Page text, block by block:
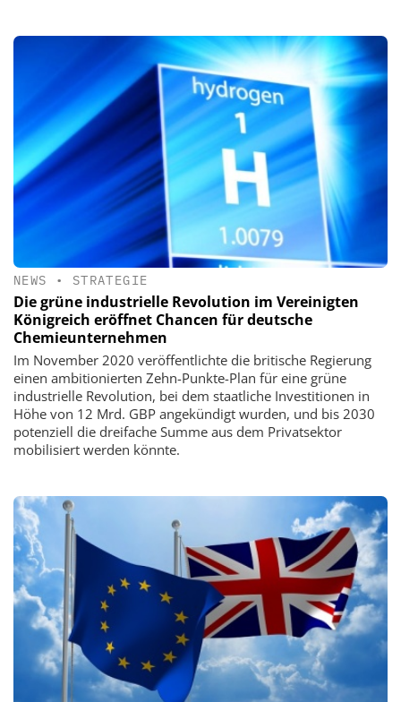
NEWS • STRATEGIE
Die grüne industrielle Revolution im Vereinigten
Königreich eröffnet Chancen für deutsche
Chemieunternehmen
Im November 2020 veröffentlichte die britische Regierung
einen ambitionierten Zehn-Punkte-Plan für eine grüne
industrielle Revolution, bei dem staatliche Investitionen in
Höhe von 12 Mrd. GBP angekündigt wurden, und bis 2030
potenziell die dreifache Summe aus dem Privat­sektor
mobilisiert werden könnte.